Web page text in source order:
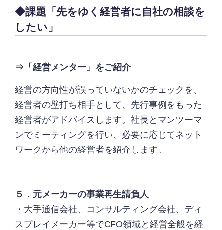
◆課題「先をゆく経営者に自社の相談を
したい」
⇒「経営メンター」をご紹介
経営の方向性が誤っていないかのチェックを、
経営者の壁打ち相手として、先行事例をもった
経営者がアドバイスします。社長とマンツーマ
ンでミーティングを行い、必要に応じてネット
ワークから他の経営者を紹介します。
５．元メーカーの事業再生請負人
・大手通信会社、コンサルティング会社、ディ
スプレイメーカー等でCFO領域と経営全般を経